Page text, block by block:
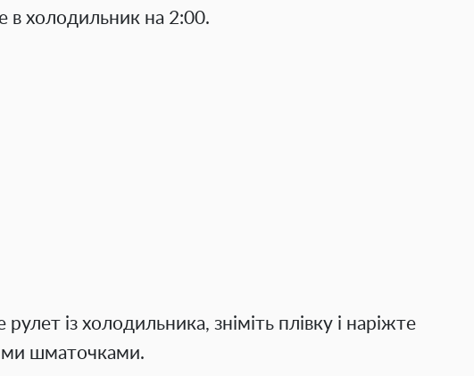
в холодильник на 2:00.
рулет із холодильника, зніміть плівку і наріжте
шматочками.